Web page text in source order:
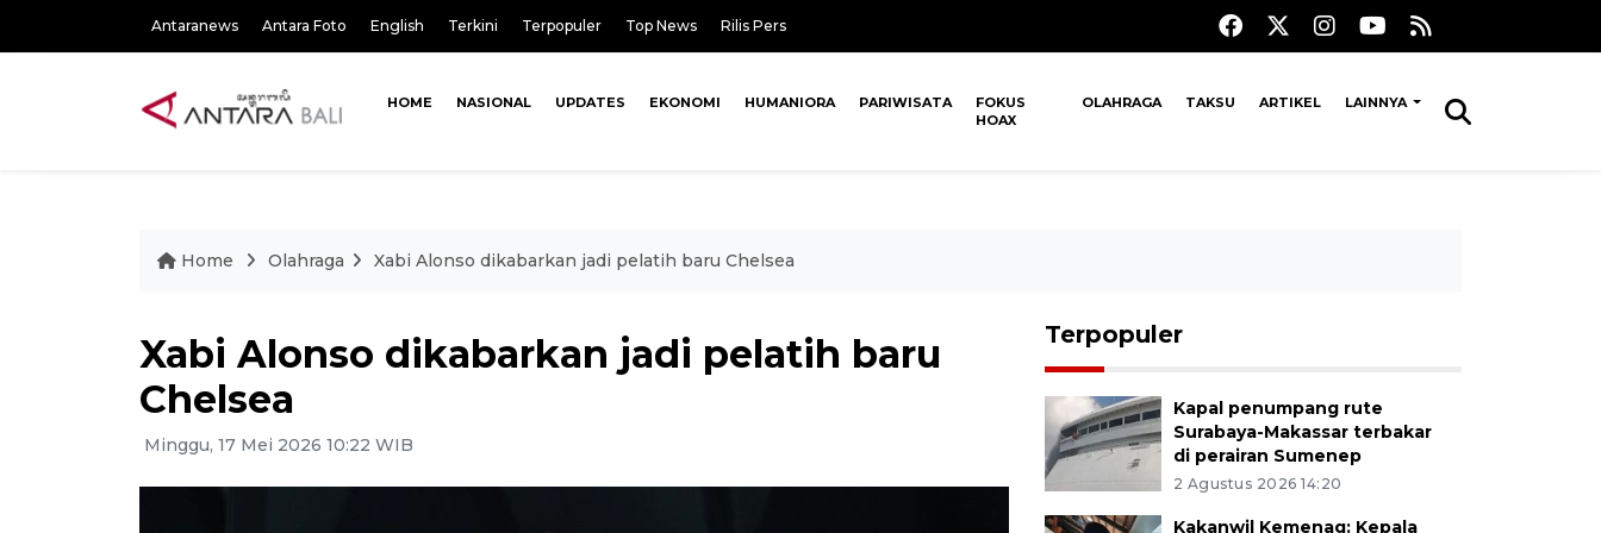
Antaranews Antara Foto English Terkini Terpopuler Top News Rilis Pers
HOME NASIONAL UPDATES EKONOMI HUMANIORA PARIWISATA
FOKUS
HOAX
OLAHRAGA TAKSU ARTIKEL LAINNYA
Home Olahraga Xabi Alonso dikabarkan jadi pelatih baru Chelsea
Xabi Alonso dikabarkan jadi pelatih baru
Chelsea
Minggu, 17 Mei 2026 10:22 WIB
Terpopuler
Kapal penumpang rute
Surabaya-Makassar terbakar
di perairan Sumenep
2 Agustus 2026 14:20
Kakanwil Kemenag: Kepala